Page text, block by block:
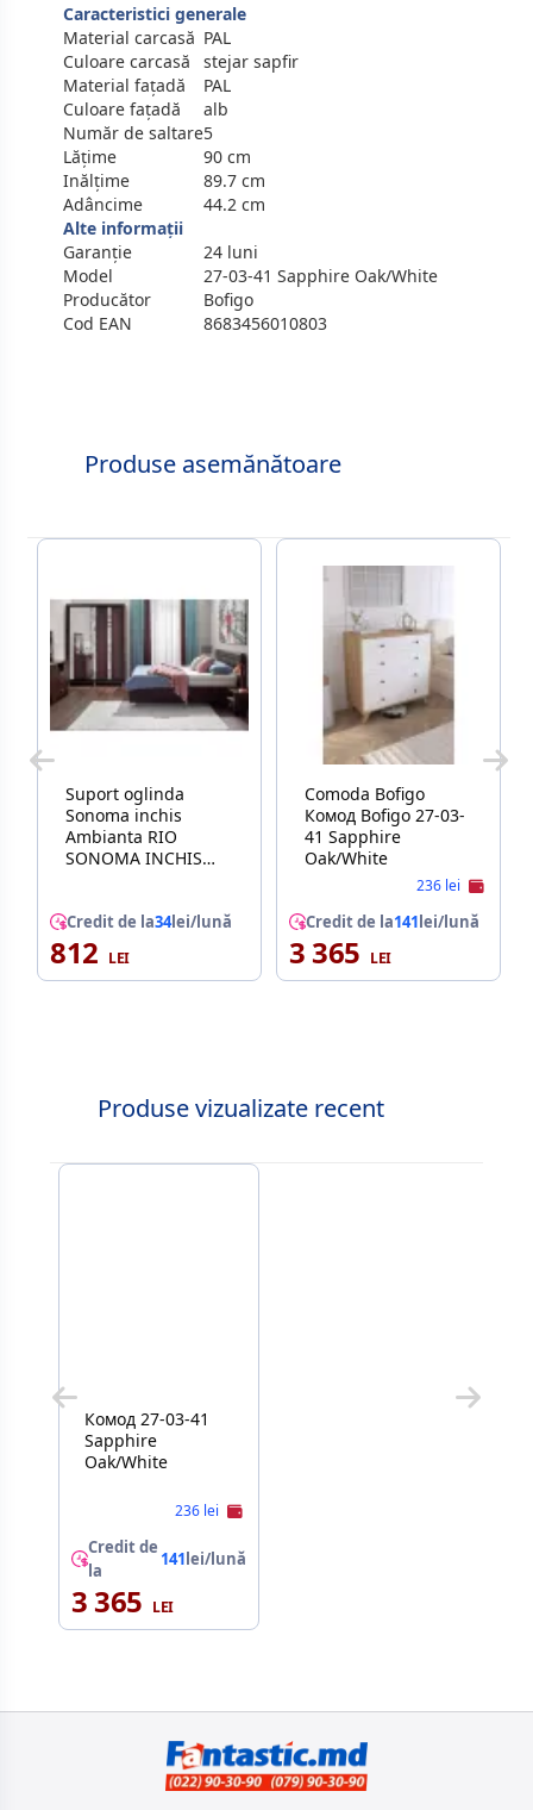
Caracteristici generale
Material carcasă PAL
Culoare carcasă
stejar sapfir
Material fațadă
PAL
Culoare fațadă
alb
Număr de saltare5
Lățime
90 cm
Inălțime
89.7 cm
Adâncime
44.2 cm
Alte informații
Garanție
24 luni
Model
27-03-41 Sapphire Oak/White
Producător
Bofigo
Cod EAN
8683456010803
Produse asemănătoare
Suport oglinda
Sonoma inchis
Ambianta RIO
SONOMA INCHIS
Credit de la34lei/lună
812
Comoda Bofigo
Комод Bofigo 27-03-
41 Sapphire
Oak/White
236 lei
Credit de la141lei/lună
3 365
Produse vizualizate recent
Комод 27-03-41
Sapphire
Oak/White
236 lei
Credit de
la
141lei/lună
3 365